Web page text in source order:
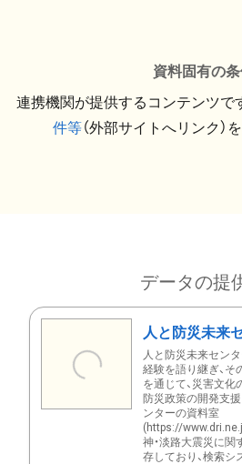
資料固有の
連携機関が提供するコンテンツで
件等（外部サイトへリンク）
データの提
人と防災未来
人と防災未来センタ
経験を語り継ぎ、そ
を通じて、災害文化
防災政策の開発支
ンターの資料室
(https://
神・淡路大震災に関
存しており、検索シ